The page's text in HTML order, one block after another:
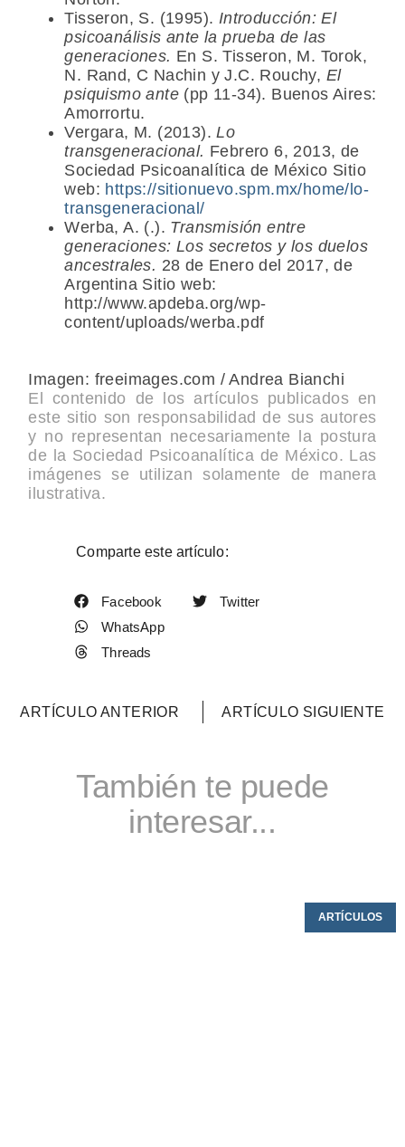
Tisseron, S. (1995). Introducción: El
psicoanálisis ante la prueba de las
generaciones. En S. Tisseron, M. Torok,
N. Rand, C Nachin y J.C. Rouchy, El
psiquismo ante(pp 11-34). Buenos Aires:
Amorrortu.
Vergara, M. (2013).Lo
transgeneracional. Febrero 6, 2013, de
Sociedad Psicoanalítica de México Sitio
web: https://sitionuevo.spm.mx/home/lo-
transgeneracional/
Werba, A. (.). Transmisión entre
generaciones: Los secretos y los duelos
ancestrales. 28 de Enero del 2017, de
Argentina Sitio web:
http://www.apdeba.org/wp-
content/uploads/werba.pdf
Imagen: freeimages.com / Andrea Bianchi
El contenido de los artículos publicados en
este sitio son responsabilidad de sus autores
y no representan necesariamente la postura
de la Sociedad Psicoanalítica de México. Las
imágenes se utilizan solamente de manera
ilustrativa.
Comparte este artículo:
Facebook
Twitter
WhatsApp
Threads
ARTÍCULO ANTERIOR ARTÍCULO SIGUIENTE
También te puede
interesar...
ARTÍCULOS